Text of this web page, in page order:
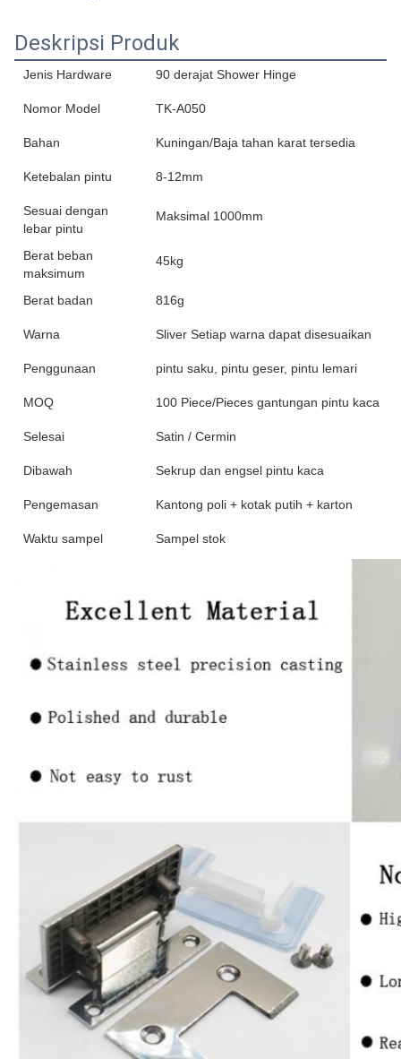
Deskripsi Produk
Jenis Hardware 90 derajat Shower Hinge
Nomor Model TK-A050
Bahan Kuningan/Baja tahan karat tersedia
Ketebalan pintu 8-12mm
Sesuai dengan
lebar pintu
Maksimal 1000mm
Berat beban
maksimum
45kg
Berat badan 816g
Warna Sliver Setiap warna dapat disesuaikan
Penggunaan pintu saku, pintu geser, pintu lemari
MOQ 100 Piece/Pieces gantungan pintu kaca
Selesai Satin / Cermin
Dibawah Sekrup dan engsel pintu kaca
Pengemasan Kantong poli + kotak putih + karton
Waktu sampel Sampel stok